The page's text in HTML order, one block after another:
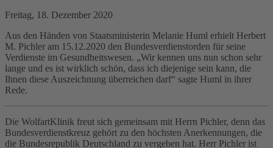
Freitag, 18. Dezember 2020
Aus den Händen von Staatsministerin Melanie Huml erhielt Herbert
M. Pichler am 15.12.2020 den Bundesverdienstorden für seine
Verdienste im Gesundheitswesen. „Wir kennen uns nun schon sehr
lange und es ist wirklich schön, dass ich diejenige sein kann, die
Ihnen diese Auszeichnung überreichen darf“ sagte Huml in ihrer
Rede.
Die WolfartKlinik freut sich gemeinsam mit Herrn Pichler, denn das
Bundesverdienstkreuz gehört zu den höchsten Anerkennungen, die
die Bundesrepublik Deutschland zu vergeben hat. Herr Pichler ist